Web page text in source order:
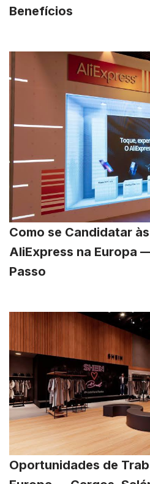
Benefícios
Como se Candidatar
AliExpress na Europa
Passo
Oportunidades de